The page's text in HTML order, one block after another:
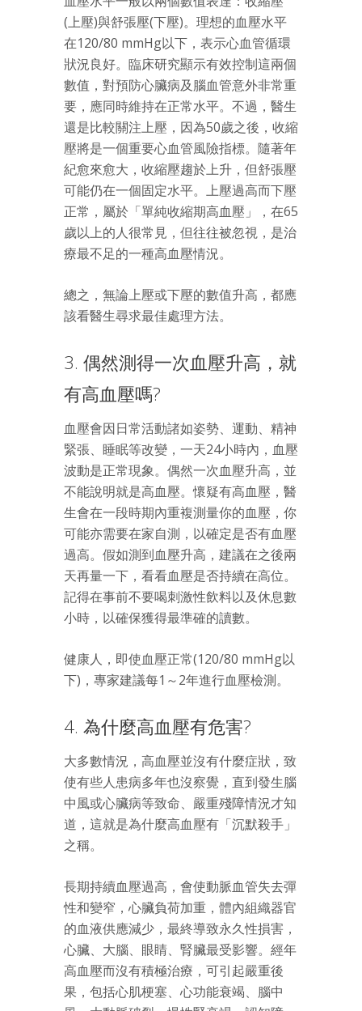
(上壓)與舒張壓(下壓)。理想的血壓水平
在120/80 mmHg以下，表示心血管循環
狀況良好。臨床研究顯示有效控制這兩個
數值，對預防心臟病及腦血管意外非常重
要，應同時維持在正常水平。不過，醫生
還是比較關注上壓，因為50歲之後，收縮
壓將是一個重要心血管風險指標。隨著年
紀愈來愈大，收縮壓趨於上升，但舒張壓
可能仍在一個固定水平。上壓過高而下壓
正常，屬於「單純收縮期高血壓」，在65
歲以上的人很常見，但往往被忽視，是治
療最不足的一種高血壓情況。
總之，無論上壓或下壓的數值升高，都應
該看醫生尋求最佳處理方法。
3. 偶然測得一次血壓升高，就
有高血壓嗎?
血壓會因日常活動諸如姿勢、運動、精神
緊張、睡眠等改變，一天24小時內，血壓
波動是正常現象。偶然一次血壓升高，並
不能說明就是高血壓。懷疑有高血壓，醫
生會在一段時期內重複測量你的血壓，你
可能亦需要在家自測，以確定是否有血壓
過高。假如測到血壓升高，建議在之後兩
天再量一下，看看血壓是否持續在高位。
記得在事前不要喝刺激性飲料以及休息數
小時，以確保獲得最準確的讀數。
健康人，即使血壓正常(120/80 mmHg以
下)，專家建議每1～2年進行血壓檢測。
4. 為什麼高血壓有危害?
大多數情況，高血壓並沒有什麼症狀，致
使有些人患病多年也沒察覺，直到發生腦
中風或心臟病等致命、嚴重殘障情況才知
道，這就是為什麼高血壓有「沉默殺手」
之稱。
長期持續血壓過高，會使動脈血管失去彈
性和變窄，心臟負荷加重，體內組織器官
的血液供應減少，最終導致永久性損害，
心臟、大腦、眼睛、腎臟最受影響。經年
高血壓而沒有積極治療，可引起嚴重後
果，包括心肌梗塞、心功能衰竭、腦中